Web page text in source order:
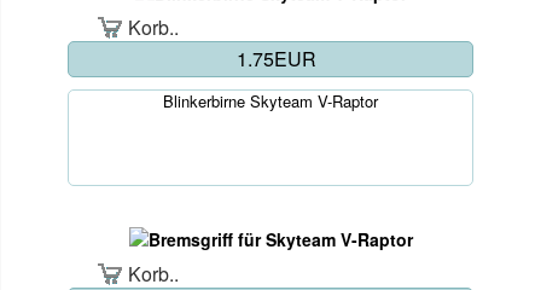
Korb..
1.75EUR
Blinkerbirne Skyteam V-Raptor
Korb..